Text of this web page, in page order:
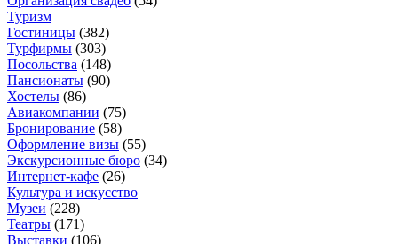
Туризм
Гостиницы (382)
Турфирмы (303)
Посольства (148)
Пансионаты (90)
Хостелы (86)
Авиакомпании (75)
Бронирование (58)
Оформление визы (55)
Экскурсионные бюро (34)
Интернет-кафе (26)
Культура и искусство
Музеи (228)
Театры (171)
Выставки (106)